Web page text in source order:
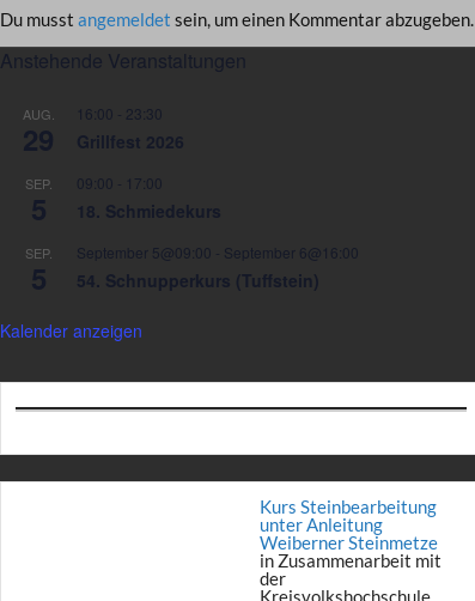
Du musst angemeldet sein, um einen Kommentar abzugeben.
Anstehende Veranstaltungen
AUG.
29
16:00 23:30
Grillfest 2026
SEP.
5
09:00 17:00
18. Schmiedekurs
SEP.
5
September 5@09:00 September 6@16:00
54. Schnupperkurs (Tuffstein)
Kalender anzeigen
Kurs Steinbearbeitung
unter Anleitung
Weiberner Steinmetze
in Zusammenarbeit mit
der
Kreisvolkshochschule